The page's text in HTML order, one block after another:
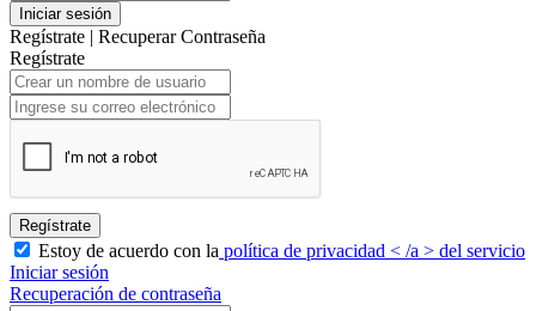
Iniciar sesión
Regístrate | Recuperar Contraseña
Regístrate
Regístrate
Estoy de acuerdo con la política de privacidad < /a > del servicio
Iniciar sesión
Recuperación de contraseña